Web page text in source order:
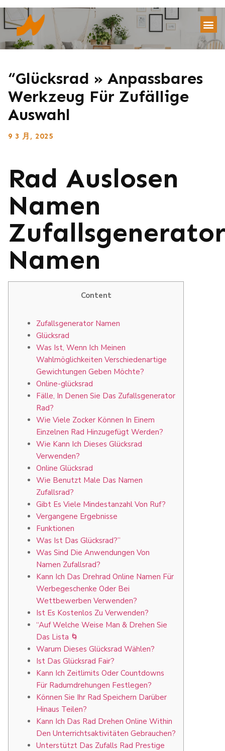
“glücksrad » Anpassbares
Werkzeug Für Zufällige
Auswahl
9 3 月, 2025
Rad Auslosen
Namen
Zufallsgenerator
Namen
Content
Zufallsgenerator Namen
Glücksrad
Was Ist, Wenn Ich Meinen
Wahlmöglichkeiten Verschiedenartige
Gewichtungen Geben Möchte?
Online-glücksrad
Fälle, In Denen Sie Das Zufallsgenerator
Rad?
Wie Viele Zocker Können In Einem
Einzelnen Rad Hinzugefügt Werden?
Wie Kann Ich Dieses Glücksrad
Verwenden?
Online Glücksrad
Wie Benutzt Male Das Namen
Zufallsrad?
Gibt Es Viele Mindestanzahl Von Ruf?
Vergangene Ergebnisse
Funktionen
Was Ist Das Glücksrad?”
Was Sind Die Anwendungen Von
Namen Zufallsrad?
Kann Ich Das Drehrad Online Namen Für
Werbegeschenke Oder Bei
Wettbewerben Verwenden?
Ist Es Kostenlos Zu Verwenden?
“Auf Welche Weise Man & Drehen Sie
Das Lista 🌀
Warum Dieses Glücksrad Wählen?
Ist Das Glücksrad Fair?
Kann Ich Zeitlimits Oder Countdowns
Für Radumdrehungen Festlegen?
Können Sie Ihr Rad Speichern Darüber
Hinaus Teilen?
Kann Ich Das Rad Drehen Online Within
Den Unterrichtsaktivitäten Gebrauchen?
Unterstützt Das Zufalls Rad Prestige